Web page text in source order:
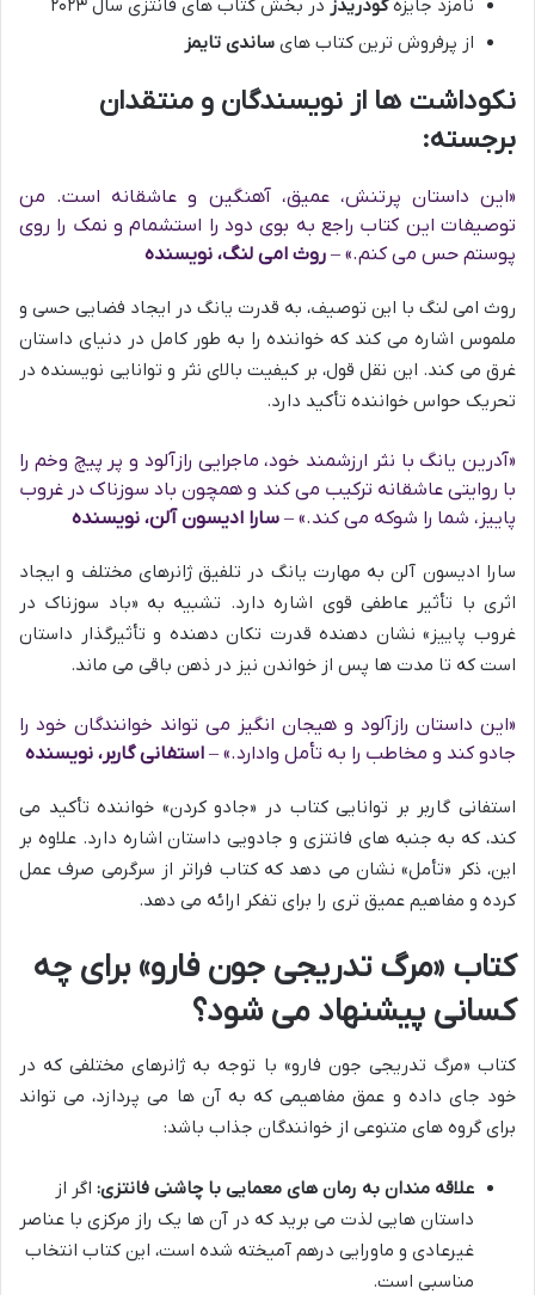
نامزد جایزهگودریدز در بخش کتاب های فانتزی سال ۲۰۲۳
از پرفروش ترین کتاب های ساندی تایمز
نکوداشت ها از نویسندگان و منتقدان
برجسته:
«این داستان پرتنش، عمیق، آهنگین و عاشقانه است. من
توصیفات این کتاب راجع به بوی دود را استشمام و نمک را روی
پوستم حس می کنم.» – روث امی لنگ، نویسنده
روث امی لنگ با این توصیف، به قدرت یانگ در ایجاد فضایی حسی و
ملموس اشاره می کند که خواننده را به طور کامل در دنیای داستان
غرق می کند. این نقل قول، بر کیفیت بالای نثر و توانایی نویسنده در
تحریک حواس خواننده تأکید دارد.
«آدرین یانگ با نثر ارزشمند خود، ماجرایی رازآلود و پر پیچ وخم را
با روایتی عاشقانه ترکیب می کند و همچون باد سوزناک در غروب
پاییز، شما را شوکه می کند.» – سارا ادیسون آلن، نویسنده
سارا ادیسون آلن به مهارت یانگ در تلفیق ژانرهای مختلف و ایجاد
اثری با تأثیر عاطفی قوی اشاره دارد. تشبیه به «باد سوزناک در
غروب پاییز» نشان دهنده قدرت تکان دهنده و تأثیرگذار داستان
است که تا مدت ها پس از خواندن نیز در ذهن باقی می ماند.
«این داستان رازآلود و هیجان انگیز می تواند خوانندگان خود را
جادو کند و مخاطب را به تأمل وادارد.» – استفانی گاربر، نویسنده
استفانی گاربر بر توانایی کتاب در «جادو کردن» خواننده تأکید می
کند، که به جنبه های فانتزی و جادویی داستان اشاره دارد. علاوه بر
این، ذکر «تأمل» نشان می دهد که کتاب فراتر از سرگرمی صرف عمل
کرده و مفاهیم عمیق تری را برای تفکر ارائه می دهد.
کتاب «مرگ تدریجی جون فارو» برای چه
کسانی پیشنهاد می شود؟
کتاب «مرگ تدریجی جون فارو» با توجه به ژانرهای مختلفی که در
خود جای داده و عمق مفاهیمی که به آن ها می پردازد، می تواند
برای گروه های متنوعی از خوانندگان جذاب باشد:
علاقه مندان به رمان های معمایی با چاشنی فانتزی: اگر از
داستان هایی لذت می برید که در آن ها یک راز مرکزی با عناصر
غیرعادی و ماورایی درهم آمیخته شده است، این کتاب انتخاب
مناسبی است.